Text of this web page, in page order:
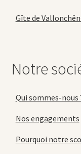
Gîte de
Notre
Qui sommes-nous
Nos engagements
Pourquoi notre